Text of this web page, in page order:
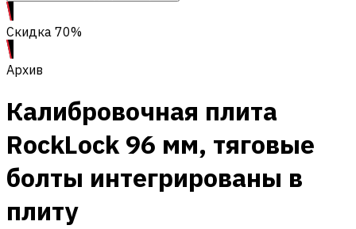
Скидка 70%
Архив
Калибровочная плита
RockLock 96 мм, тяговые
болты интегрированы в
плиту